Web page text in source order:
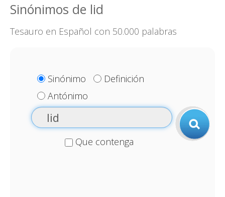
Sinónimos de lid
Tesauro en Español con 50.000 palabras
Sinónimo
Definición
Antónimo
Que contenga